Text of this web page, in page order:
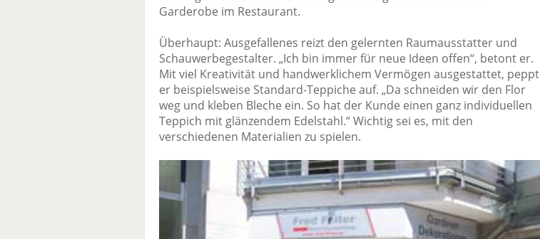
Garderobe im Restaurant.
Überhaupt: Ausgefallenes reizt den gelernten Raumausstatter und
Schauwerbegestalter. „Ich bin immer für neue Ideen offen“, betont er.
Mit viel Kreativität und handwerklichem Vermögen ausgestattet, peppt
er beispielsweise Standard-Teppiche auf. „Da schneiden wir den Flor
weg und kleben Bleche ein. So hat der Kunde einen ganz individuellen
Teppich mit glänzendem Edelstahl.“ Wichtig sei es, mit den
verschiedenen Materialien zu spielen.